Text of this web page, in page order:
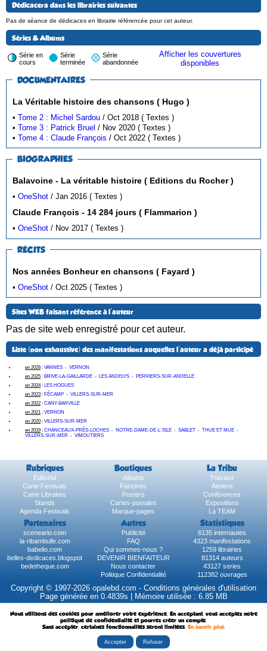
Dédicacera dans les librairies suivantes
Pas de séance de dédicaces en librairie référencée pour cet auteur.
Séries & Albums
Série en
cours
Série
terminée
Série
abandonnée
Afficher les couvertures
disponibles
DOCUMENTAIRES
La Véritable histoire des chansons ( Hugo )
•Tome 2 : Michel Sardou
/ Oct 2018 ( Textes )
•Tome 3 : Patrick Bruel
/ Nov 2020 ( Textes )
•Tome 4 : Claude François / Oct 2022 ( Textes )
BIOGRAPHIES
Balavoine - La véritable histoire ( Editions du Rocher )
•OneShot / Jan 2016 ( Textes )
Claude François - 14 284 jours ( Flammarion )
•OneShot / Nov 2017 ( Textes )
RÉCITS
Nos années Bonheur en chansons ( Fayard )
•OneShot / Oct 2025 ( Textes )
Sites WEB faisant référence à l'auteur
Pas de site web enregistré pour cet auteur.
Liste (non exhaustive) des manifestations auquelles l'auteur a déjà participé
en 2026 : VANNES - VERNON
en 2025 : BRIVE-LA-GAILLARDE - LES ANDELYS - PERRIERS-SUR-ANDELLE
en 2024: LES HOGUES
en 2023 : FÉCAMP - VILLERS-SUR-MER
en 2022 : CANY-BARVILLE
en 2021 : VERNON
en 2020: VILLERS-SUR-MER
en 2019 : CHANCEAUX-PRÈS-LOCHES - NOTRE-DAME-DE-L´ISLE - SABLET - THUE ET MUE -
VILLERS-SUR-MER - VIMOUTIERS
Rubriques Boutiques La Tribu
Éditorial Albums
Travaux
Carte Festivals
Fanzines
Ateliers
Carte Libraires
Posters
Conférences
Stands
Cartes-postales
Expositions
Agenda Festivals
Marque-pages La TEAM
Partenaires Autres Statistiques
sceneario.com Publicité
6135 internautes
la-ribambulle.com
FAQ
4323 manifestations
babelio.com
Qui sommes-nous ?
1259 librairies
belles-dedicaces.blogspot
DEVENIR BIENFAITEUR
81314 auteurs
bedetheque.com
Nous contacter
43127 series
Politique Confidentialité
112382 ouvrages
Copyright © 1997-2026 opalebd.com - Conditions générales d'utilisation
Page générée en 0.4839s | Mémoire utilisée : 6.85 MB
Nous utilisons des cookies pour améliorer votre expérience. En acceptant, vous acceptez notre
politique de confidentialité et pourrez créer un compte.
Sans accepter, certaines fonctionnalités seront limitées. En savoir plus.
Accepter Refuser